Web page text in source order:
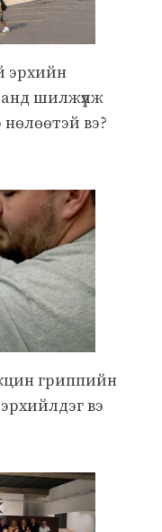
эрхийн
шилжүүлж
вэ?
гриппийн
вэ